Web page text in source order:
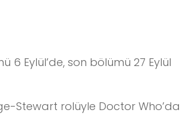
Eylül’de, son bölümü 27 Eylül
Stewart rolüyle Doctor Who’da